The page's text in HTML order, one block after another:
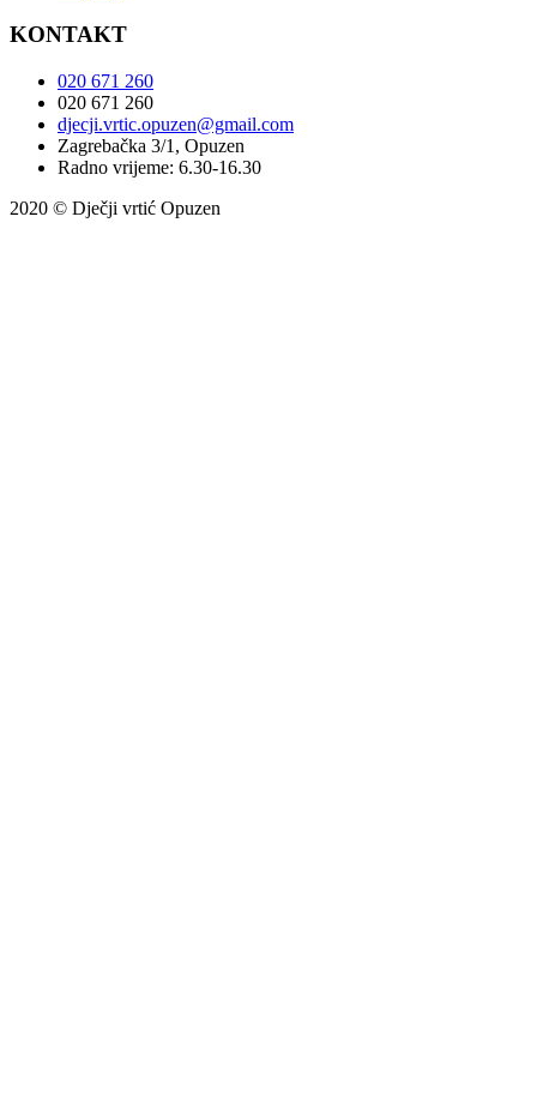
KONTAKT
020 671 260
020 671 260
djecji.vrtic.opuzen@gmail.com
Zagrebačka 3/1, Opuzen
Radno vrijeme: 6.30-16.30
2020 © Dječji vrtić Opuzen